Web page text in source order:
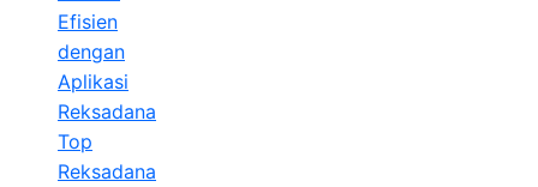
Efisien
dengan
Aplikasi
Reksadana
Top
Reksadana